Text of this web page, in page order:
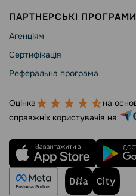
ПАРТНЕРСЬКІ ПРОГРАМИ
Агенціям
Сертифікація
Реферальна програма
Оцінка на
справжніх користувачів на